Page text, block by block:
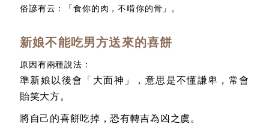
俗諺有云：「食你的肉，不啃你的骨」。
新娘不能吃男方送來的喜餅
原因有兩種說法：
準新娘以後會「大面神」，意思是不懂謙卑，常會
貽笑大方。
將自己的喜餅吃掉，恐有轉吉為凶之虞。